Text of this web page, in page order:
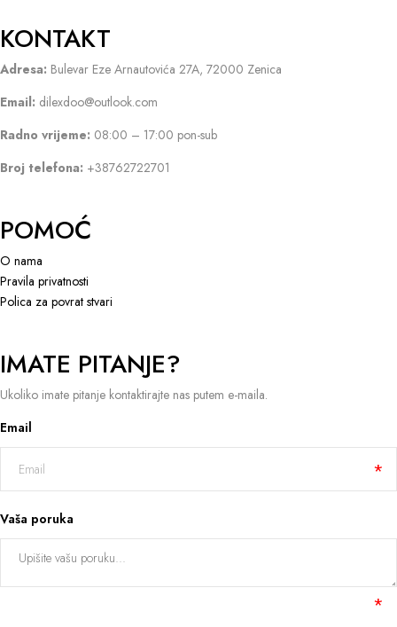
KONTAKT
Adresa: Bulevar Eze Arnautovića 27A, 72000 Zenica
Email: dilexdoo@outlook.com
Radno vrijeme: 08:00 – 17:00 pon-sub
Broj telefona: +38762722701
POMOĆ
O nama
Pravila privatnosti
Polica za povrat stvari
IMATE PITANJE?
Ukoliko imate pitanje kontaktirajte nas putem e-maila.
Email
Vaša poruka